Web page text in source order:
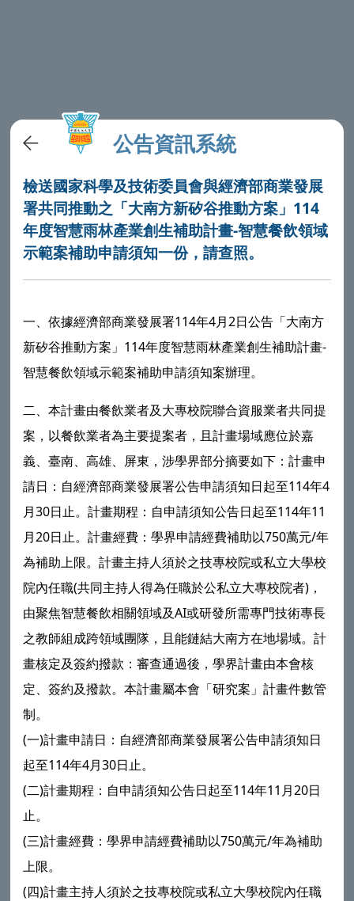
公告資訊系統
檢送國家科學及技術委員會與經濟部商業發展
署共同推動之「大南方新矽谷推動方案」114
年度智慧雨林產業創生補助計畫-智慧餐飲領域
示範案補助申請須知一份，請查照。
一、依據經濟部商業發展署114年4月2日公告「大南方
新矽谷推動方案」114年度智慧雨林產業創生補助計畫-
智慧餐飲領域示範案補助申請須知案辦理。
二、本計畫由餐飲業者及大專校院聯合資服業者共同提
案，以餐飲業者為主要提案者，且計畫場域應位於嘉
義、臺南、高雄、屏東，涉學界部分摘要如下：計畫申
請日：自經濟部商業發展署公告申請須知日起至114年4
月30日止。計畫期程：自申請須知公告日起至114年11
月20日止。計畫經費：學界申請經費補助以750萬元/年
為補助上限。計畫主持人須於之技專校院或私立大學校
院內任職(共同主持人得為任職於公私立大專校院者)，
由聚焦智慧餐飲相關領域及AI或研發所需專門技術專長
之教師組成跨領域團隊，且能鏈結大南方在地場域。計
畫核定及簽約撥款：審查通過後，學界計畫由本會核
定、簽約及撥款。本計畫屬本會「研究案」計畫件數管
制。
(一)計畫申請日：自經濟部商業發展署公告申請須知日
起至114年4月30日止。
(二)計畫期程：自申請須知公告日起至114年11月20日
止。
(三)計畫經費：學界申請經費補助以750萬元/年為補助
上限。
(四)計畫主持人須於之技專校院或私立大學校院內任職